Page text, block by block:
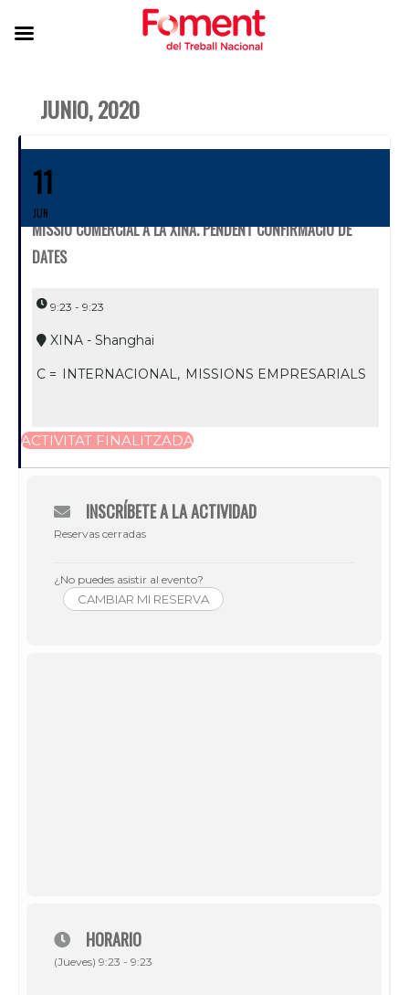
JUNIO, 2020
11
JUN
MISSIÓ COMERCIAL A LA XINA. PENDENT CONFIRMACIÓ DE
DATES
9:23 - 9:23
XINA - Shanghai
C = INTERNACIONAL, MISSIONS EMPRESARIALS
ACTIVITAT FINALITZADA
INSCRÍBETE A LA ACTIVIDAD
Reservas cerradas
¿No puedes asistir al evento?
CAMBIAR MI RESERVA
HORARIO
(Jueves) 9:23 - 9:23